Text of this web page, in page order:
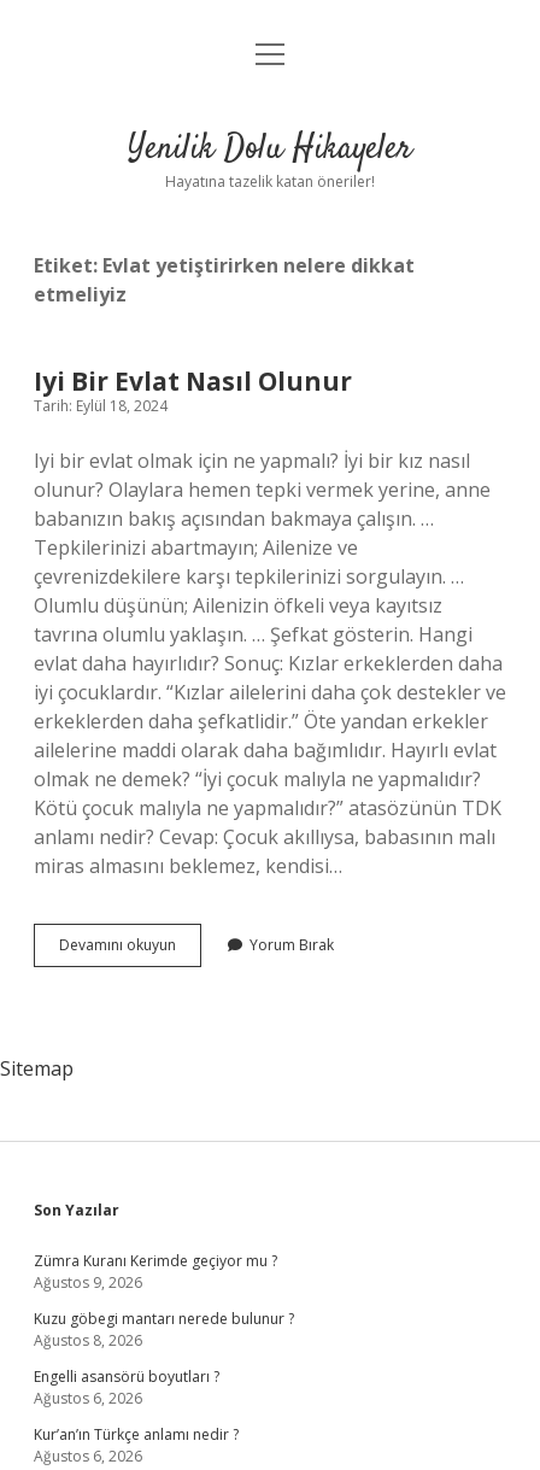
Anasayfa
Yasal Uyarı
menüyü
Yenilik Dolu Hikayeler
Hayatına tazelik katan öneriler!
Etiket: Evlat yetiştirirken nelere dikkat
etmeliyiz
Iyi Bir Evlat Nasıl Olunur
Tarih: Eylül 18, 2024
Iyi bir evlat olmak için ne yapmalı? İyi bir kız nasıl
olunur? Olaylara hemen tepki vermek yerine, anne
babanızın bakış açısından bakmaya çalışın. …
Tepkilerinizi abartmayın; Ailenize ve
çevrenizdekilere karşı tepkilerinizi sorgulayın. …
Olumlu düşünün; Ailenizin öfkeli veya kayıtsız
tavrına olumlu yaklaşın. … Şefkat gösterin. Hangi
evlat daha hayırlıdır? Sonuç: Kızlar erkeklerden daha
iyi çocuklardır. “Kızlar ailelerini daha çok destekler ve
erkeklerden daha şefkatlidir.” Öte yandan erkekler
ailelerine maddi olarak daha bağımlıdır. Hayırlı evlat
olmak ne demek? “İyi çocuk malıyla ne yapmalıdır?
Kötü çocuk malıyla ne yapmalıdır?” atasözünün TDK
anlamı nedir? Cevap: Çocuk akıllıysa, babasının malı
miras almasını beklemez, kendisi…
Devamını okuyun
Bir
Yorum Bırak
Sitemap
Sidebar
Son Yazılar
Zümra Kuranı Kerimde geçiyor mu ?
Ağustos 9, 2026
Kuzu göbegi mantarı nerede bulunur ?
Ağustos 8, 2026
Engelli asansörü boyutları ?
Ağustos 6, 2026
Kur’an’ın Türkçe anlamı nedir ?
Ağustos 6, 2026